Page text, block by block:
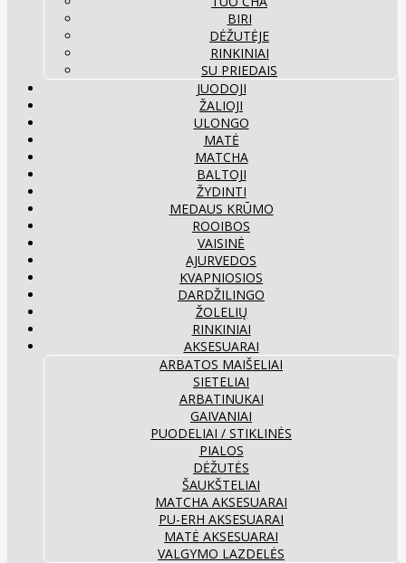
BIRI
DĖŽUTĖJE
RINKINIAI
SU PRIEDAIS
JUODOJI
ŽALIOJI
ULONGO
MATĖ
MATCHA
BALTOJI
ŽYDINTI
MEDAUS KRŪMO
ROOIBOS
VAISINĖ
AJURVEDOS
KVAPNIOSIOS
DARDŽILINGO
ŽOLELIŲ
RINKINIAI
AKSESUARAI
ARBATOS MAIŠELIAI
SIETELIAI
ARBATINUKAI
GAIVANIAI
PUODELIAI / STIKLINĖS
PIALOS
DĖŽUTĖS
ŠAUKŠTELIAI
MATCHA AKSESUARAI
PU-ERH AKSESUARAI
MATĖ AKSESUARAI
VALGYMO LAZDELĖS